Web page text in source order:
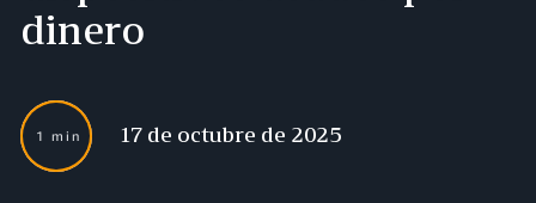
dinero
1 min 17 de octubre de 2025